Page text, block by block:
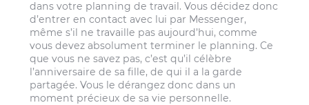
dans votre planning de travail. Vous décidez donc
d’entrer en contact avec lui par Messenger,
même s’il ne travaille pas aujourd’hui, comme
vous devez absolument terminer le planning. Ce
que vous ne savez pas, c’est qu’il célèbre
l’anniversaire de sa fille, de qui il a la garde
partagée. Vous le dérangez donc dans un
moment précieux de sa vie personnelle.